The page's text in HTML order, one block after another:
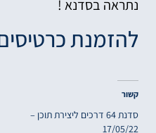
נתראה בסדנא !
להזמנת
קשור
סדנת 64 דרכים ליצירת תוכן –
17/05/22